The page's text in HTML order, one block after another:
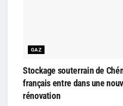
GAZ
Stockage souterrain de
français entre dans une
rénovation